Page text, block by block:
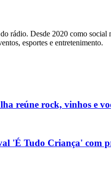
rádio. Desde 2020 como social
esportes e entretenimento.
reúne rock, vinhos e
'É Tudo Criança'